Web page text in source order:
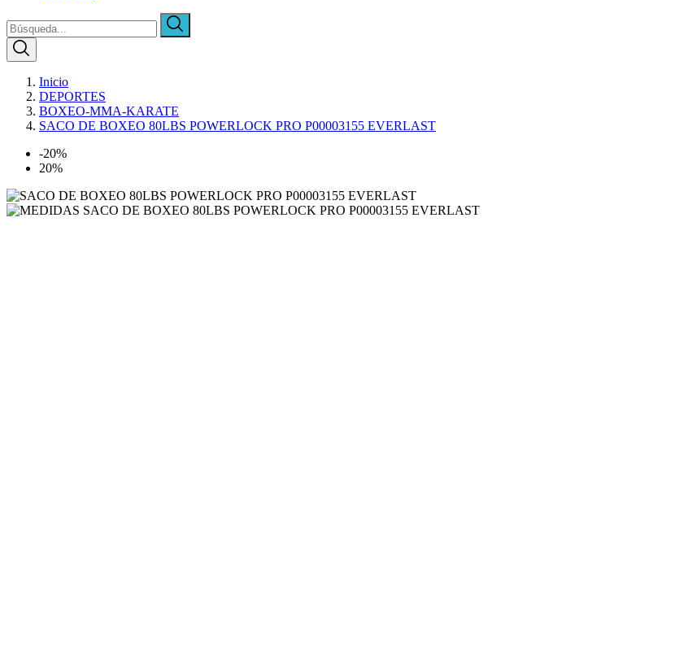
Inicio
DEPORTES
BOXEO-MMA-KARATE
SACO DE BOXEO 80LBS POWERLOCK PRO P00003155 EVERLAST
-20%
20%